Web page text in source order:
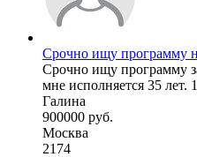
Срочно ищу программу
Срочно ищу программу
мне исполняется 35 лет.
Галина
900000 руб.
Москва
2174